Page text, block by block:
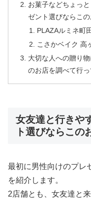
お菓子などちょっ
ゼント選びならこ
PLAZAルミネ町
こさかベイク 高
大切な人への贈り
のお店を調べて行っ
女友達と行きや
ト選びならこの
最初に男性向けのプレ
を紹介します。
2店舗とも、女友達と